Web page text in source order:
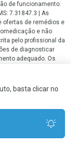
basta clicar no
de funcionamento:
7.31847.3 | As
ofertas de remédios e
e não
pelo profissional da
de diagnosticar
adequado. Os
*Preços e
dia. Antibióticos e
Portaria nº
Central